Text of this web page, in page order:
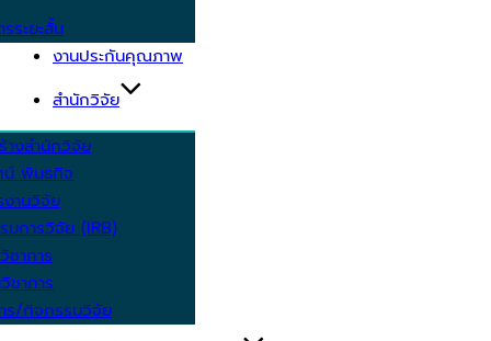
ระยะสั้น
งานประกันคุณภาพ
สำนักวิจัย
างสำนักวิจัย
น์ พันธกิจ
งานวิจัย
มการวิจัย (IRB)
ชาการ
ชาการ
ร/กิจกรรมวิจัย